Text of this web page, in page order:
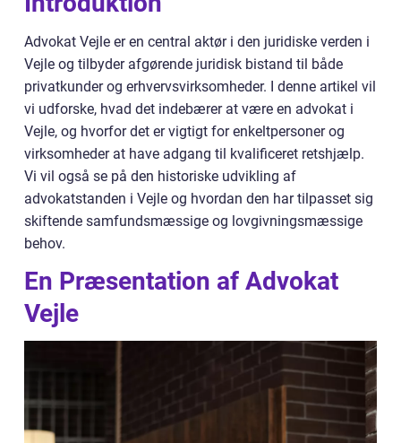
Advokat Vejle er en central aktør i den juridiske verden i
Vejle og tilbyder afgørende juridisk bistand til både
privatkunder og erhvervsvirksomheder. I denne artikel vil
vi udforske, hvad det indebærer at være en advokat i
Vejle, og hvorfor det er vigtigt for enkeltpersoner og
virksomheder at have adgang til kvalificeret retshjælp.
Vi vil også se på den historiske udvikling af
advokatstanden i Vejle og hvordan den har tilpasset sig
skiftende samfundsmæssige og lovgivningsmæssige
behov.
En Præsentation af Advokat
Vejle